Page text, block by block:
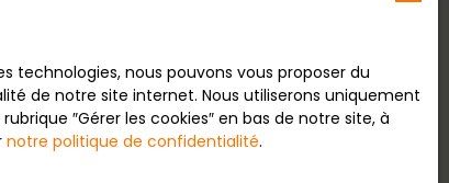
bien
recherche !
technologies, nous pouvons vous proposer du
de notre site internet. Nous utiliserons uniquement
″Gérer les cookies″ en bas de notre site, à
notre politique de confidentialité.